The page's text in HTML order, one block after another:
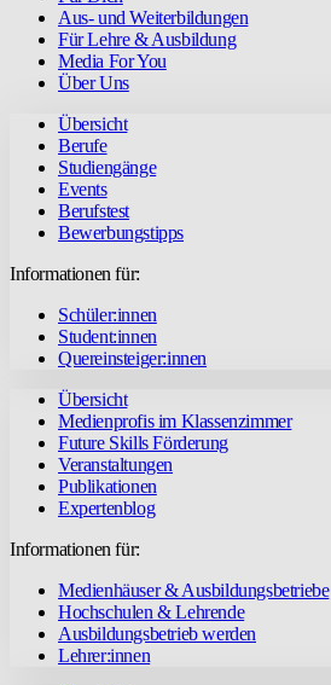
Aus- und Weiterbildungen
Für Lehre & Ausbildung
Media For You
Über Uns
Übersicht
Berufe
Studiengänge
Events
Berufstest
Bewerbungstipps
Informationen für:
Schüler:innen
Student:innen
Quereinsteiger:innen
Übersicht
Medienprofis im Klassenzimmer
Future Skills Förderung
Veranstaltungen
Publikationen
Expertenblog
Informationen für:
Medienhäuser & Ausbildungsbetriebe
Hochschulen & Lehrende
Ausbildungsbetrieb werden
Lehrer:innen